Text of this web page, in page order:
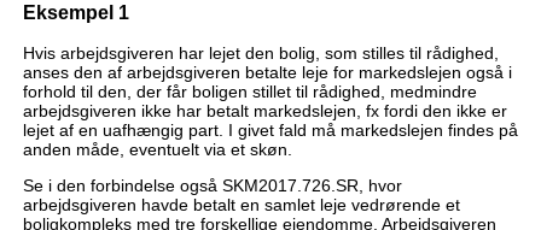
Eksempel 1
Hvis arbejdsgiveren har lejet den bolig, som stilles til rådighed,
anses den af arbejdsgiveren betalte leje for markedslejen også i
forhold til den, der får boligen stillet til rådighed, medmindre
arbejdsgiveren ikke har betalt markedslejen, fx fordi den ikke er
lejet af en uafhængig part. I givet fald må markedslejen findes på
anden måde, eventuelt via et skøn.
Se i den forbindelse også SKM2017.726.SR, hvor
arbejdsgiveren havde betalt en samlet leje vedrørende et
boligkompleks med tre forskellige ejendomme. Arbejdsgiveren